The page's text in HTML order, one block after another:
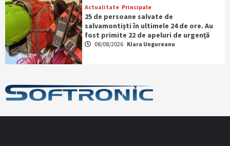
Actualitate Principale
25 de persoane salvate de
salvamontiști în ultimele 24 de ore. Au
fost primite 22 de apeluri de urgență
08/08/2026 Klara Ungureanu